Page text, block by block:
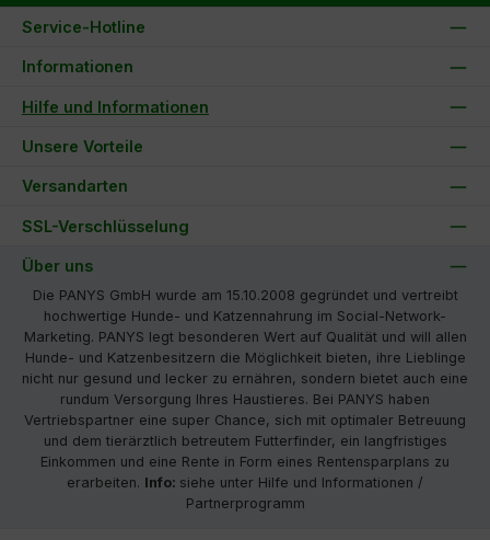
Service-Hotline
Informationen
Hilfe und Informationen
Unsere Vorteile
Versandarten
SSL-Verschlüsselung
Über uns
Die PANYS GmbH wurde am 15.10.2008 gegründet und vertreibt
hochwertige Hunde- und Katzennahrung im Social-Network-
Marketing. PANYS legt besonderen Wert auf Qualität und will allen
Hunde- und Katzenbesitzern die Möglichkeit bieten, ihre Lieblinge
nicht nur gesund und lecker zu ernähren, sondern bietet auch eine
rundum Versorgung Ihres Haustieres. Bei PANYS haben
Vertriebspartner eine super Chance, sich mit optimaler Betreuung
und dem tierärztlich betreutem Futterfinder, ein langfristiges
Einkommen und eine Rente in Form eines Rentensparplans zu
erarbeiten. Info: siehe unter Hilfe und Informationen /
Partnerprogramm